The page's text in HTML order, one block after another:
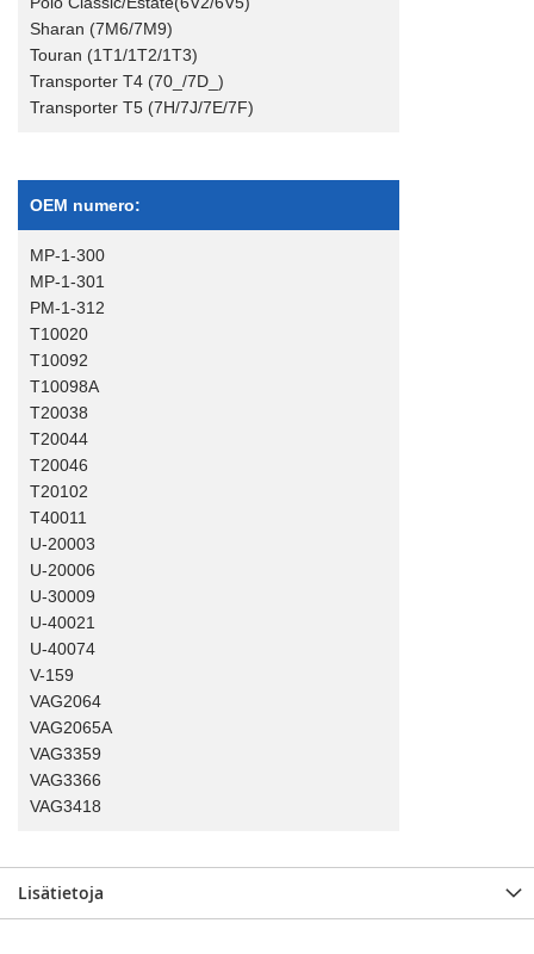
Sharan (7M6/7M9)
Touran (1T1/1T2/1T3)
Transporter T4 (70_/7D_)
Transporter T5 (7H/7J/7E/7F)
OEM numero:
MP-1-300
MP-1-301
PM-1-312
T10020
T10092
T10098A
T20038
T20044
T20046
T20102
T40011
U-20003
U-20006
U-30009
U-40021
U-40074
V-159
VAG2064
VAG2065A
VAG3359
VAG3366
VAG3418
Lisätietoja